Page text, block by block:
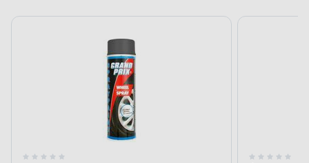
samochodowe mycia do